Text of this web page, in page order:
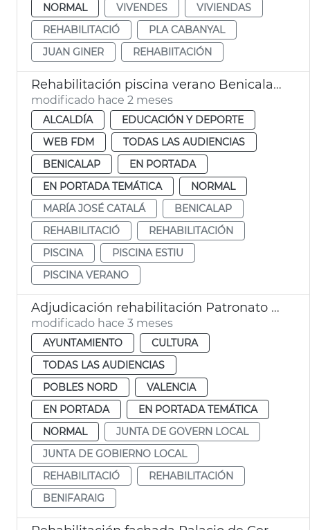
NORMAL
VIVENDES
VIVIENDAS
REHABILITACIÓ
PLA CABANYAL
JUAN GINER
REHABIITACIÓN
Rehabilitación piscina verano Benicalap València
modificado hace 2 meses
ALCALDÍA
EDUCACIÓN Y DEPORTE
WEB FDM
TODAS LAS AUDIENCIAS
BENICALAP
EN PORTADA
EN PORTADA TEMÁTICA
NORMAL
MARÍA JOSÉ CATALÁ
BENICALAP
REHABILITACIÓ
REHABILITACIÓN
PISCINA
PISCINA ESTIU
PISCINA VERANO
Adjudicación rehabilitación Patronato de Sant Josep Benifaraig
modificado hace 3 meses
AYUNTAMIENTO
CULTURA
TODAS LAS AUDIENCIAS
POBLES NORD
VALENCIA
EN PORTADA
EN PORTADA TEMÁTICA
NORMAL
JUNTA DE GOVERN LOCAL
JUNTA DE GOBIERNO LOCAL
REHABILITACIÓ
REHABILITACIÓN
BENIFARAIG